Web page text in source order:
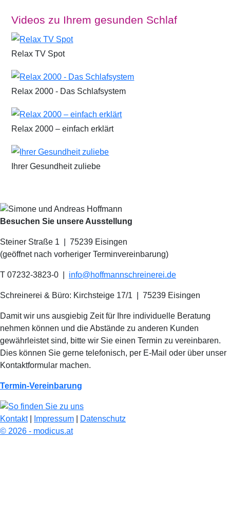
Videos zu Ihrem gesunden Schlaf
Relax TV Spot
Relax 2000 - Das Schlafsystem
Relax 2000 – einfach erklärt
Ihrer Gesundheit zuliebe
Besuchen Sie unsere Ausstellung
Steiner Straße 1 | 75239 Eisingen
(geöffnet nach vorheriger Terminvereinbarung)
T 07232-3823-0 info@hoffmannschreinerei.de
Schreinerei & Büro: Kirchsteige 17/1 75239 Eisingen
Damit wir uns ausgiebig Zeit für Ihre individuelle Beratung
nehmen können und die Abstände zu anderen Kunden
gewährleistet sind, bitte wir Sie einen Termin zu vereinbaren.
Dies können Sie gerne telefonisch, per E-Mail oder über unser
Kontaktformular machen.
Termin-Vereinbarung
Kontakt| Impressum
Datenschutz
© 2026 - modicus.at